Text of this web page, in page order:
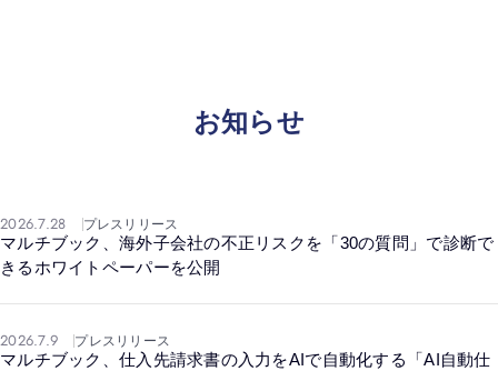
お知らせ
2026.7.28 プレスリリース
マルチブック、海外子会社の不正リスクを「30の質問」で診断で
きるホワイトペーパーを公開
2026.7.9 プレスリリース
マルチブック、仕入先請求書の入力をAIで自動化する「AI自動仕